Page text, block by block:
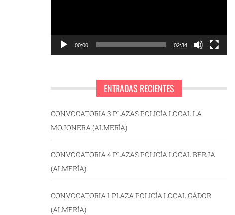
00:00 02:34
ENTRADAS RECIENTES
CONVOCATORIA 3 PLAZAS POLICÍA LOCAL LA
MOJONERA (ALMERÍA)
CONVOCATORIA 4 PLAZAS POLICÍA LOCAL BERJA
(ALMERÍA)
CONVOCATORIA 1 PLAZA POLICÍA LOCAL GÁDOR
(ALMERÍA)